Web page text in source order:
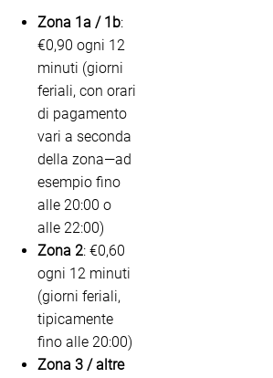
Zona 1a / 1b:
€0,90 ogni 12
minuti (giorni
feriali, con orari
di pagamento
vari a seconda
della zona—ad
esempio fino
alle 20:00 o
alle 22:00)
Zona 2: €0,60
ogni 12 minuti
(giorni feriali,
tipicamente
fino alle 20:00)
Zona 3 / altre